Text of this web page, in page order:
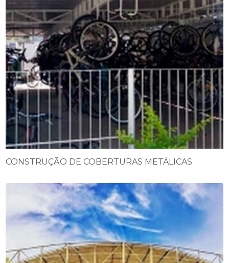
CONSTRUÇÃO DE COBERTURAS METÁLICAS